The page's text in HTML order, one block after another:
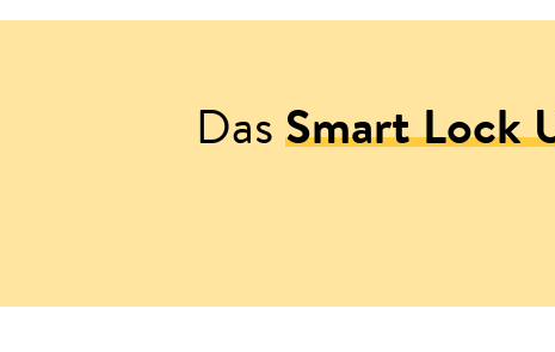
DasSmart Lock